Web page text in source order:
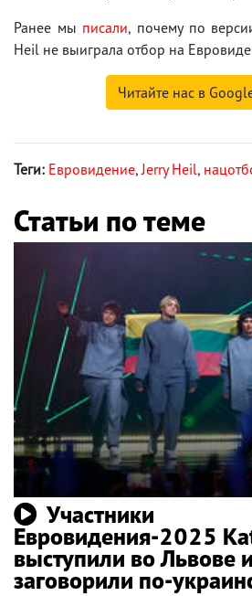
Ранее мы писали, почему по
Heil не выиграла отбор на
Читайте нас в
Теги: Евровидение,Jerry Heil,
Статьи по теме
Участники
Евровидения-2025
выступили во Львове и
заговорили по-